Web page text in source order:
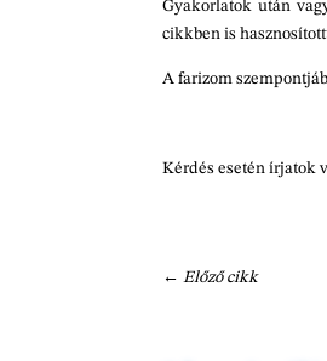
Gyakorlatok után
cikkben is
A farizom
Kérdés esetén írjatok
← Előző cikk